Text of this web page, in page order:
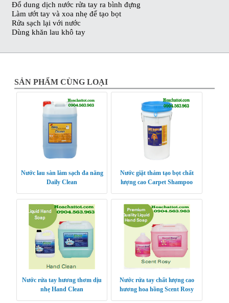
Đổ dung dịch nước rửa tay ra bình đựng
Làm ướt tay và xoa nhẹ để tạo bọt
Rửa sạch lại với nước
Dùng khăn lau khô tay
SẢN PHẨM CÙNG LOẠI
Nước lau sàn làm sạch đa năng
Daily Clean
Nước giặt thảm tạo bọt chất
lượng cao Carpet Shampoo
Nước rửa tay hương thơm dịu
nhẹ Hand Clean
Nước rửa tay chất lượng cao
hương hoa hồng Scent Rosy